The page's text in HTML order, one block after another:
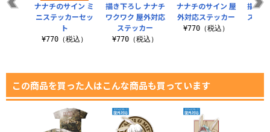
描き下ろし ナナチ
ワクワク 屋外対応
ステッカー
¥770（税込）
ナナチのサイン 屋
外対応ステッカー
¥770（税込）
描き
スヤ
ナナチのサイン ミ
ニステッカーセッ
ト
¥770（税込）
この商品を買った人はこんな商品も買っています